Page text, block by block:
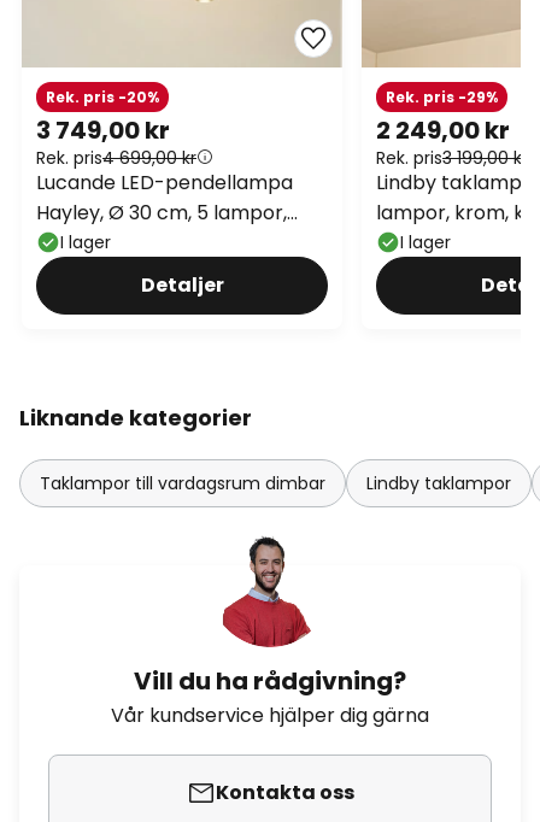
3 749,00 kr
Rek. pris4 699,00 kr
Rek. pris -20%
Lucande LED-pendellampa
Hayley, Ø 30 cm, 5 lampor,
guld, glas
I lager
Detaljer
2 249,00 kr
Rek. pris3 199,00 kr
Rek. pris -29%
Lindby taklampa
lampor, krom,
I lager
Liknande kategorier
Taklampor till vardagsrum dimbar Lindby taklampor
Vill du ha rådgivning?
Vår kundservice hjälper dig gärna
Kontakta oss